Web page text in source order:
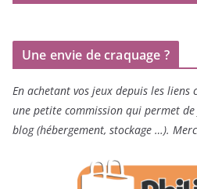
Une envie de craquage ?
En achetant vos jeux depuis les liens
une petite commission qui permet
blog (hébergement, stockage …).